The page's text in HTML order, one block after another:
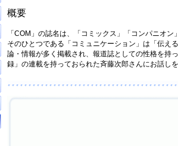
概要
「COM」の誌名は、「コミックス」「コンパニオ
そのひとつである「コミュニケーション」は「伝え
論・情報が多く掲載され、報道誌としての性格を持
録」の連載を持っておられた斉藤次郎さんにお話し